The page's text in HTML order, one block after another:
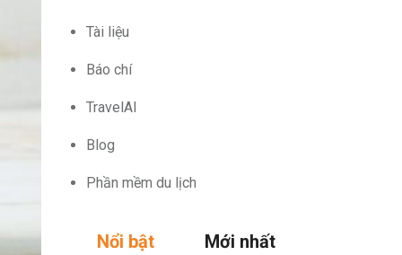
Tài liệu
Báo chí
TravelAI
Blog
Phần mềm du lịch
Nổi bật Mới nhất